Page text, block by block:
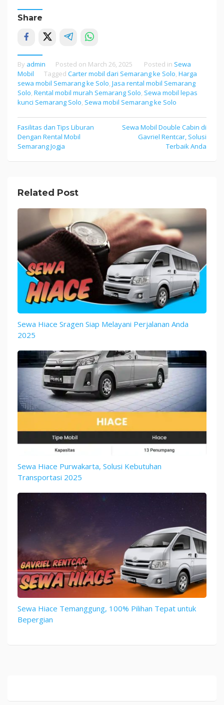
Share
By admin Posted on March 26, 2025 Posted in Sewa
Mobil
Tagged Carter mobil dari Semarang ke Solo, Harga
sewa mobil Semarang ke Solo, Jasa rental mobil Semarang
Solo, Rental mobil murah Semarang Solo, Sewa mobil lepas
kunci Semarang Solo, Sewa mobil Semarang ke Solo
Post
navigation
Fasilitas dan Tips Liburan
Dengan Rental Mobil
Semarang Jogja
Sewa Mobil Double Cabin di
Gavriel Rentcar, Solusi
Terbaik Anda
Related Post
Sewa Hiace Sragen Siap Melayani Perjalanan Anda
2025
Sewa Hiace Purwakarta, Solusi Kebutuhan
Transportasi 2025
Sewa Hiace Temanggung, 100% Pilihan Tepat untuk
Bepergian